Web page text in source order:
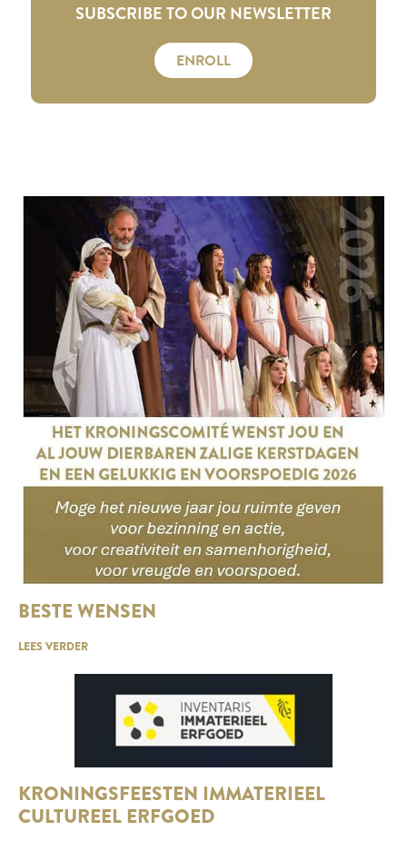
SUBSCRIBE TO OUR NEWSLETTER
ENROLL
BESTE WENSEN
LEES VERDER
KRONINGSFEESTEN IMMATERIEEL
CULTUREEL ERFGOED